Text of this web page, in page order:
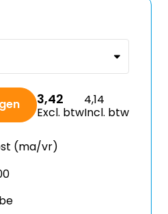
3,42
Excl. btw
4,14
Incl. btw
(ma/vr)